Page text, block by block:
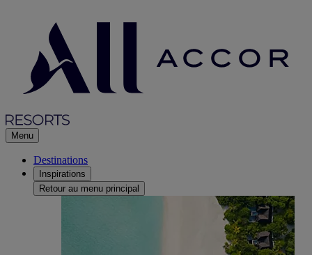
Menu
Destinations
Inspirations
Retour au menu principal